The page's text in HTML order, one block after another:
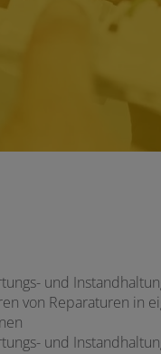
und
von Reparaturen in
und